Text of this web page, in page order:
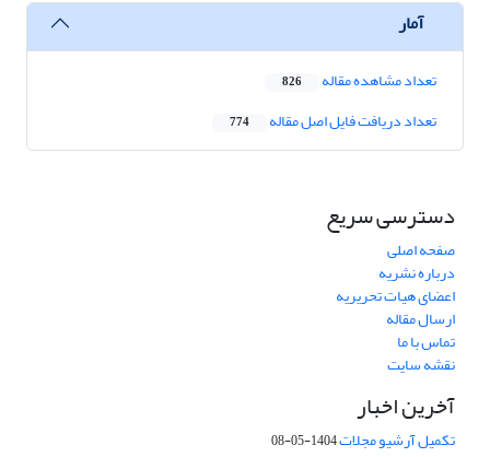
آمار
تعداد مشاهده مقاله 826
تعداد دریافت فایل اصل مقاله 774
دسترسی سریع
صفحه اصلی
درباره نشریه
اعضای هیات تحریریه
ارسال مقاله
تماس با ما
نقشه سایت
آخرین اخبار
تکمیل آرشیو مجلات1404-05-08